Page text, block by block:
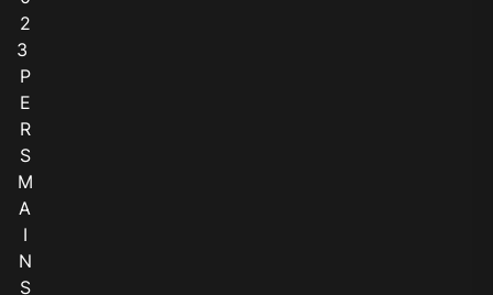
2
3
P
E
R
S
M
A
I
N
S